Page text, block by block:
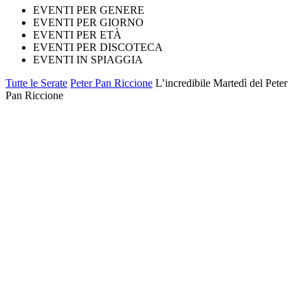
EVENTI PER GENERE
EVENTI PER GIORNO
EVENTI PER ETÀ
EVENTI PER DISCOTECA
EVENTI IN SPIAGGIA
Tutte le Serate Peter Pan Riccione L’incredibile Martedì del Peter
Pan Riccione